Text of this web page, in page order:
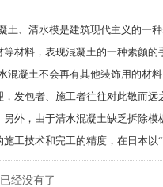
、清水模是建筑现代主义的一种
等材料，表现混凝土的一种素颜的
凝土不会再有其他装饰用的材料
，发包者、施工者往往对此敬而
另外，由于清水混凝土缺乏拆除
工技术和完工的精度，在日本以
经没有了